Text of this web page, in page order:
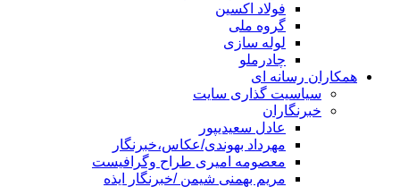
فولاد اکسین
گروه ملی
لوله سازی
چادرملو
همکاران رسانه ای
سیاسیت گذاری سایت
خبرنگاران
عادل سعیدیپور
مهرداد بهوندی/عکاس،خبرنگار
معصومه امیری طراح وگرافیست
مریم بهمنی شیمن /خبرنگار ایذه